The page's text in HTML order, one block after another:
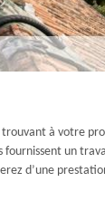
trouvant à votre
fournissent un
d’une